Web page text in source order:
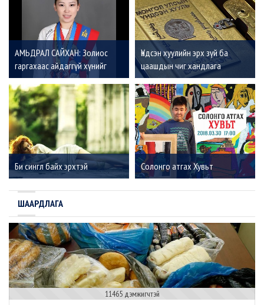
АМЬДРАЛ САЙХАН: Золиос
гаргахаас айдаггүй хүнийг
амжилт үргэлж дагадаг
Үндсэн хуулийн эрх зүй ба
цаашдын чиг хандлага
Би сингл байх эрхтэй Солонго атгах Хувьт
ШААРДЛАГА
11465 дэмжигчтэй